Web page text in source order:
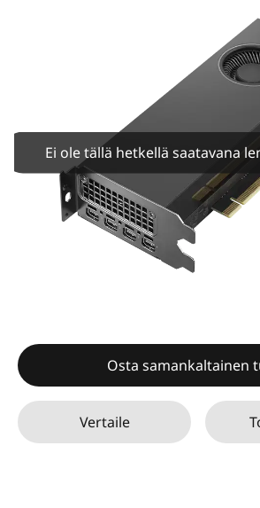
Ei ole tällä hetkellä saatavana
Osta samankaltainen
Vertaile